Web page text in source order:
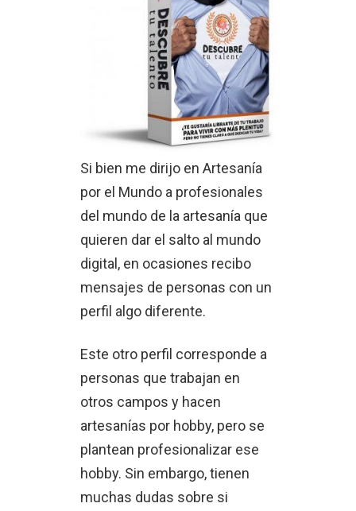
Si bien me dirijo en Artesanía
por el Mundo a profesionales
del mundo de la artesanía que
quieren dar el salto al mundo
digital, en ocasiones recibo
mensajes de personas con un
perfil algo diferente.
Este otro perfil corresponde a
personas que trabajan en
otros campos y hacen
artesanías por hobby, pero se
plantean profesionalizar ese
hobby. Sin embargo, tienen
muchas dudas sobre si